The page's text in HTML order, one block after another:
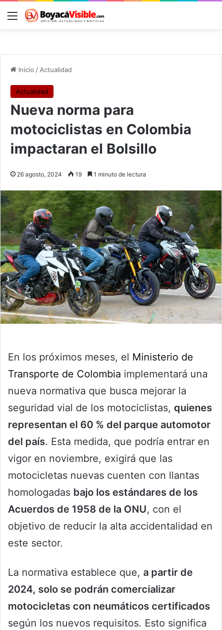
Menú
Inicio / Actualidad
Actualidad
Nueva norma para
motociclistas en Colombia
impactaran el Bolsillo
26 agosto, 2024 19 1 minuto de lectura
En los próximos meses, el Ministerio de
Transporte de Colombia implementará una
nueva normativa que busca mejorar la
seguridad vial de los motociclistas, quienes
representan el 60 % del parque automotor
del país. Esta medida, que podría entrar en
vigor en noviembre, exigirá que las
motocicletas nuevas cuenten con llantas
homologadas bajo los estándares de los
Acuerdos de 1958 de la ONU, con el
objetivo de reducir la alta accidentalidad en
este sector.
La normativa establece que, a partir de
2024, solo se podrán comercializar
motocicletas con neumáticos certificados
según los nuevos requisitos. Esto significa